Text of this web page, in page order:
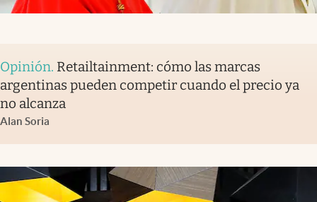
Opinión. Retailtainment: cómo las marcas
argentinas pueden competir cuando el precio ya
no alcanza
Alan Soria